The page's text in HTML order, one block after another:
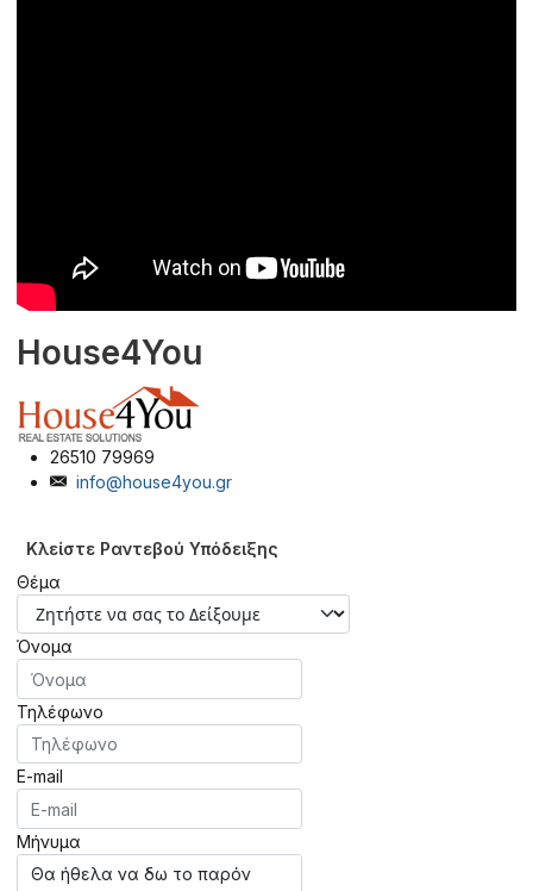
House4You
26510 79969
info@house4you.gr
Κλείστε Ραντεβού Υπόδειξης
Θέμα
Όνομα
Τηλέφωνο
E-mail
Μήνυμα